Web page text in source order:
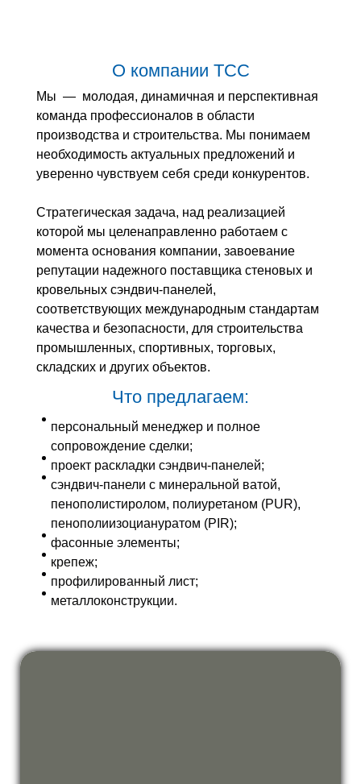
О компании ТСС
Мы — молодая, динамичная и перспективная
команда профессионалов в области
производства и строительства. Мы понимаем
необходимость актуальных предложений и
уверенно чувствуем себя среди конкурентов.
Стратегическая задача, над реализацией
которой мы целенаправленно работаем с
момента основания компании, завоевание
репутации надежного поставщика стеновых и
кровельных сэндвич-панелей,
соответствующих международным стандартам
качества и безопасности, для строительства
промышленных, спортивных, торговых,
складских и других объектов.
Что предлагаем:
персональный менеджер и полное
сопровождение сделки;
проект раскладки сэндвич-панелей;
сэндвич-панели с минеральной ватой,
пенополистиролом, полиуретаном (PUR),
пенополиизоциануратом (PIR);
фасонные элементы;
крепеж;
профилированный лист;
металлоконструкции.